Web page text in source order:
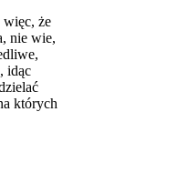
więc, że
nie wie,
idąc
których